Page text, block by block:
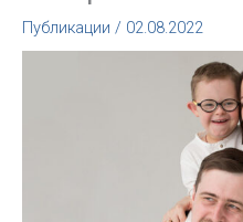
Публикации / 02.08.2022